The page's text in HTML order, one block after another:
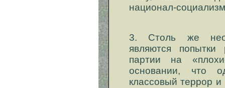
национал-
3. Столь же
являются попытки
партии на
основании, что
классовый террор